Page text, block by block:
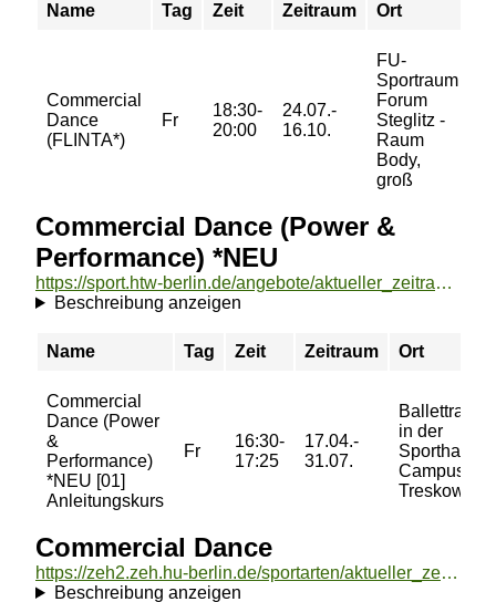
Name Tag Zeit Zeitraum Ort
Commercial
Dance
(FLINTA*)
Fr
18:30-
20:00
24.07.-
16.10.
FU-
Sportraum
Forum
Steglitz -
Raum
Body,
groß
Commercial Dance (Power &
Performance) *NEU
https://sport.htw-berlin.de/angebote/aktueller_zeitraum/_Commercial_Dance__Power__und__Performance___NEU.html
Beschreibung anzeigen
Name Tag Zeit Zeitraum Ort
Commercial
Dance (Power
&
Performance)
*NEU [01]
Anleitungskurs
Fr
16:30-
17:25
17.04.-
31.07.
Ballettraum
in der
Sporthalle-
Campus
Commercial Dance
https://zeh2.zeh.hu-berlin.de/sportarten/aktueller_zeitraum/_Commercial_Dance.html
Beschreibung anzeigen